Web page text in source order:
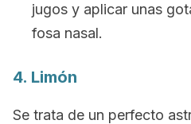
jugos y aplicar unas
fosa nasal.
4. Limón
Se trata de un perfecto